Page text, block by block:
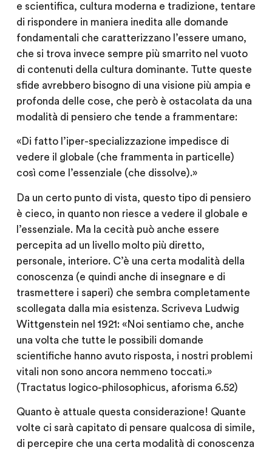
e scientifica, cultura moderna e tradizione, tentare
di rispondere in maniera inedita alle domande
fondamentali che caratterizzano l’essere umano,
che si trova invece sempre più smarrito nel vuoto
di contenuti della cultura dominante. Tutte queste
sfide avrebbero bisogno di una visione più ampia e
profonda delle cose, che però è ostacolata da una
modalità di pensiero che tende a frammentare:
«Di fatto l’iper-specializzazione impedisce di
vedere il globale (che frammenta in particelle)
così come l’essenziale (che dissolve).»
Da un certo punto di vista, questo tipo di pensiero
è cieco, in quanto non riesce a vedere il globale e
l’essenziale. Ma la cecità può anche essere
percepita ad un livello molto più diretto,
personale, interiore. C’è una certa modalità della
conoscenza (e quindi anche di insegnare e di
trasmettere i saperi) che sembra completamente
scollegata dalla mia esistenza. Scriveva Ludwig
Wittgenstein nel 1921: «Noi sentiamo che, anche
una volta che tutte le possibili domande
scientifiche hanno avuto risposta, i nostri problemi
vitali non sono ancora nemmeno toccati.»
(Tractatus logico-philosophicus, aforisma 6.52)
Quanto è attuale questa considerazione! Quante
volte ci sarà capitato di pensare qualcosa di simile,
di percepire che una certa modalità di conoscenza